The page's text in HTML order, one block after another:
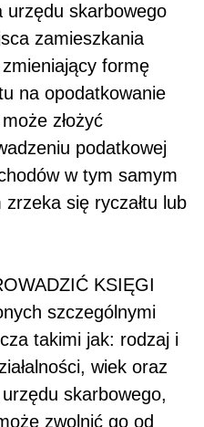
urzędu skarbowego
zamieszkania
formę
na opodatkowanie
złożyć
podatkowej
w tym samym
się ryczałtu lub
KSIĘGI
szczególnymi
takimi jak: rodzaj i
wiek oraz
skarbowego,
zwolnić go od